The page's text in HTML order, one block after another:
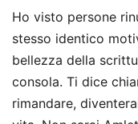
Ho visto persone
stesso identico
bellezza della
consola. Ti dice
rimandare,